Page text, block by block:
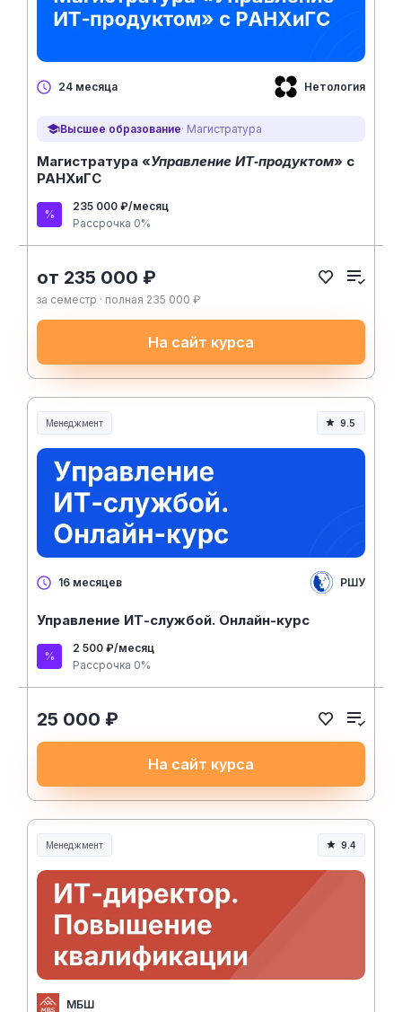
24 месяца Нетология
Высшее образование· Магистратура
Магистратура «Управление ИТ‑продуктом» c
РАНХиГС
235 000 ₽/месяц
Рассрочка 0%
от 235 000 ₽
за семестр · полная 235 000 ₽
На сайт курса
Менеджмент
Менеджмент и управление
9.5
16 месяцев РШУ
Управление ИТ-службой. Онлайн-курс
2 500 ₽/месяц
Рассрочка 0%
25 000 ₽
На сайт курса
Менеджмент
Менеджмент и управление
9.4
МБШ